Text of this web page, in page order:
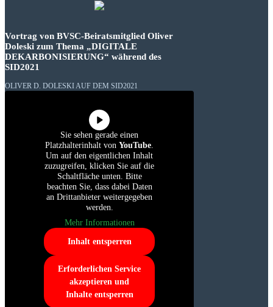
Vortrag von BVSC-Beiratsmitglied Oliver
Doleski zum Thema „DIGITALE
DEKARBONISIERUNG“ während des
SID2021
OLIVER D. DOLESKI AUF DEM SID2021
Sie sehen gerade einen
Platzhalterinhalt von YouTube.
Um auf den eigentlichen Inhalt
zuzugreifen, klicken Sie auf die
Schaltfläche unten. Bitte
beachten Sie, dass dabei Daten
an Drittanbieter weitergegeben
werden.
Mehr Informationen
Inhalt entsperren
Erforderlichen Service
akzeptieren und
Inhalte entsperren